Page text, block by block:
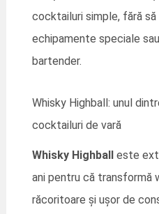
cocktailuri simple, fără să
echipamente speciale
bartender.
Whisky Highball: unul
cocktailuri de vară
Whisky Highball este
ani pentru că transformă
răcoritoare și ușor de